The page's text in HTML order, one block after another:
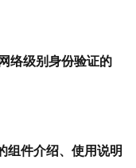
络级别身份验证的
件介绍、使用说明